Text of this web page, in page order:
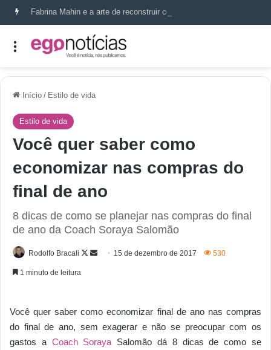
Fabrina Mahin e a arte de reconstruir confiança
Início / Estilo de vida
Estilo de vida
Você quer saber como
economizar nas compras do
final de ano
8 dicas de como se planejar nas compras do final
de ano da Coach Soraya Salomão
Rodolfo Bracali 15 de dezembro de 2017 530
1 minuto de leitura
Você quer saber como economizar final de ano nas compras
do final de ano, sem exagerar e não se preocupar com os
gastos aCoach Soraya Salomão dá 8 dicas de como se